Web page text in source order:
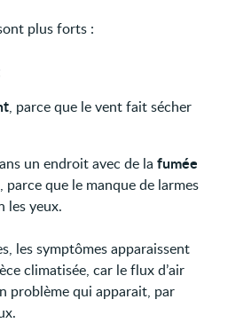
plus forts :
, parce que le vent fait sécher
un endroit avec de lafumée
, parce que le manque de larmes
les yeux.
les symptômes apparaissent
climatisée, car le flux d’air
problème qui apparait, par